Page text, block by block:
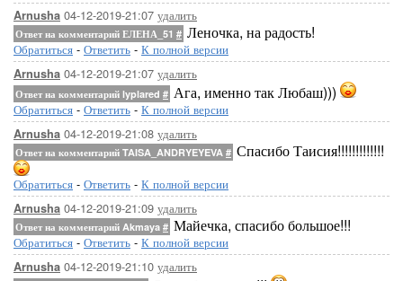
Arnusha 04-12-2019-21:07 удалить
Ответ на комментарий ЕЛЕНА_51 # Леночка, на радость!
Обратиться - Ответить - К полной версии
Arnusha 04-12-2019-21:07 удалить
Ответ на комментарий lyplared # Ага, именно так Любаш)))
Обратиться - Ответить - К полной версии
Arnusha 04-12-2019-21:08 удалить
Ответ на комментарий TAISA_ANDRYEYEVA # Спасибо Таисия!!!!!!!!!!!!!
Обратиться - Ответить - К полной версии
Arnusha 04-12-2019-21:09 удалить
Ответ на комментарий Akmaya # Майечка, спасибо большое!!!
Обратиться - Ответить - К полной версии
Arnusha 04-12-2019-21:10 удалить